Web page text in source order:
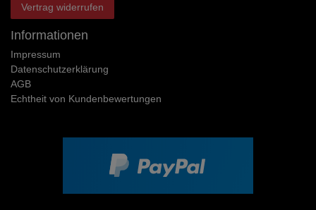
Vertrag widerrufen
Informationen
Impressum
Daten­schutz­erklärung
AGB
Echtheit von Kundenbewertungen